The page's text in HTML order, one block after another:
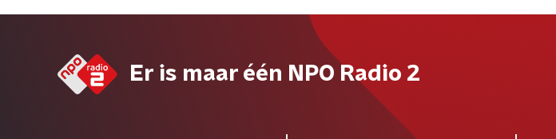
Er is maar één NPO Radio 2